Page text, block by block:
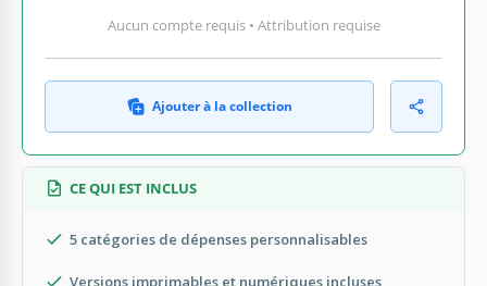
Aucun compte requis • Attribution requise
Ajouter à la collection
CE QUI EST INCLUS
5 catégories de dépenses personnalisables
Versions imprimables et numériques incluses